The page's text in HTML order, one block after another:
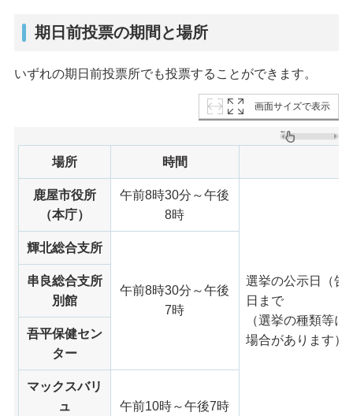
期日前投票の期間と場所
いずれの期日前投票所でも投票することができます。
画面サイズで表示
場所 時間
鹿屋市役所
（本庁）
午前8時30分～午後
8時
選挙の公示日（告
日まで
（選挙の種類等
場合があります）
輝北総合支所
午前8時30分～午後
7時
串良総合支所
別館
吾平保健セン
ター
マックスバリ
ュ
午前10時～午後7時